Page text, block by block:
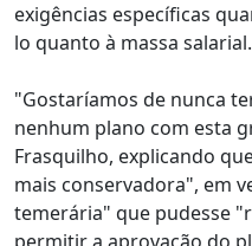
exigências específicas
lo quanto à massa salarial.
"Gostaríamos de nunca
nenhum plano com esta
Frasquilho, explicando
mais conservadora", em
temerária" que pudesse